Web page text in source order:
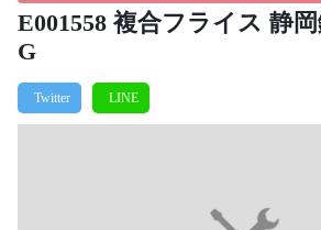
E001558 複合フライス 静
G